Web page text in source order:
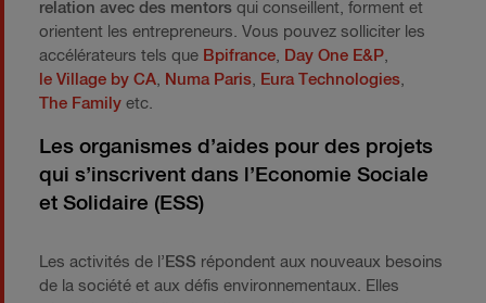
relation avec des mentors qui conseillent, forment et
orientent les entrepreneurs. Vous pouvez solliciter les
accélérateurs tels que Bpifrance Day One E&P
le Village by CA
Numa Paris Eura Technologies
The Family etc.
Les organismes d’aides pour des projets
qui s’inscrivent dans l’Economie Sociale
et Solidaire (ESS)
Les activités de l’ ESS répondent aux nouveaux besoins
de la société et aux défis environnementaux. Elles